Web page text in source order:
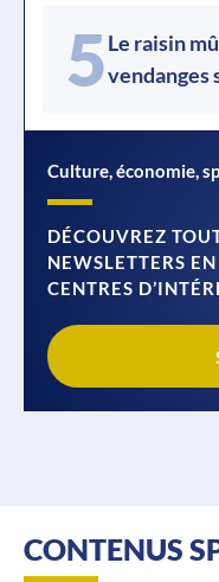
5Le raisin
vendanges
Culture, économie,
DÉCOUVREZ
NEWSLETTERS
CENTRES
CONTENUS